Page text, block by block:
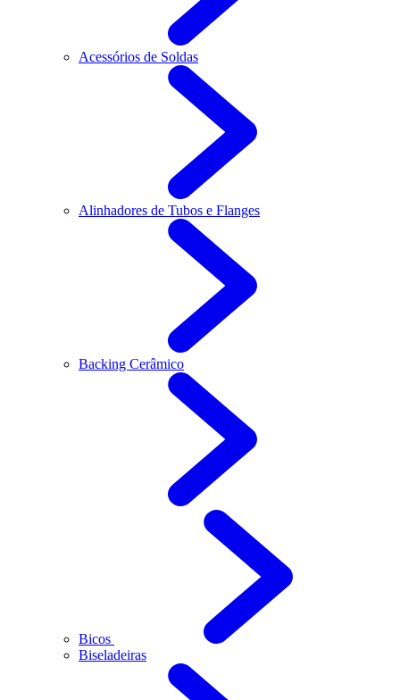
Acessórios de Soldas
Alinhadores de Tubos e Flanges
Backing Cerâmico
Bicos
Biseladeiras